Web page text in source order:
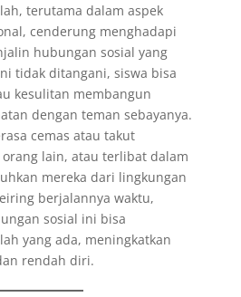
terutama dalam aspek
cenderung menghadapi
hubungan sosial yang
tidak ditangani, siswa bisa
kesulitan membangun
dengan teman sebayanya.
cemas atau takut
lain, atau terlibat dalam
mereka dari lingkungan
berjalannya waktu,
sosial ini bisa
yang ada, meningkatkan
rendah diri.